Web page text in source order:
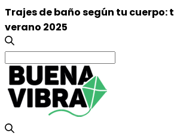
Trajes de baño según tu cuerpo:
verano 2025
Search
for: